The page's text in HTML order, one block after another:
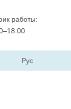
работы:
Рус